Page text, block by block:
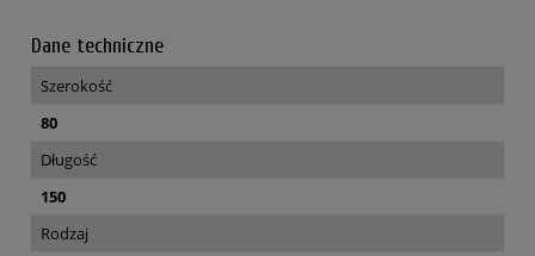
Dane techniczne
Szerokość
80
Długość
150
Rodzaj